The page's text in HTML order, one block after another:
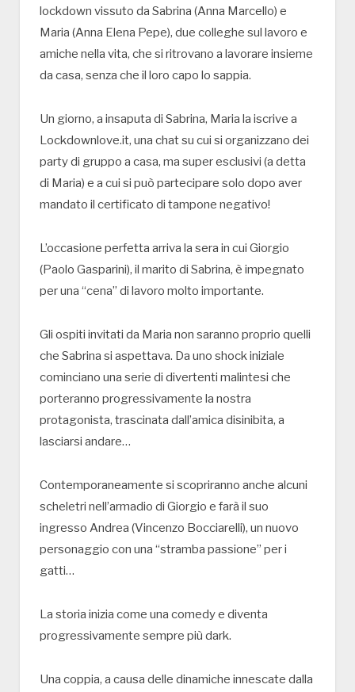
lockdown vissuto da Sabrina (Anna Marcello) e
Maria (Anna Elena Pepe), due colleghe sul lavoro e
amiche nella vita, che si ritrovano a lavorare insieme
da casa, senza che il loro capo lo sappia.
Un giorno, a insaputa di Sabrina, Maria la iscrive a
Lockdownlove.it, una chat su cui si organizzano dei
party di gruppo a casa, ma super esclusivi (a detta
di Maria) e a cui si può partecipare solo dopo aver
mandato il certificato di tampone negativo!
L’occasione perfetta arriva la sera in cui Giorgio
(Paolo Gasparini), il marito di Sabrina, è impegnato
per una “cena” di lavoro molto importante.
Gli ospiti invitati da Maria non saranno proprio quelli
che Sabrina si aspettava. Da uno shock iniziale
cominciano una serie di divertenti malintesi che
porteranno progressivamente la nostra
protagonista, trascinata dall’amica disinibita, a
lasciarsi andare…
Contemporaneamente si scopriranno anche alcuni
scheletri nell’armadio di Giorgio e farà il suo
ingresso Andrea (Vincenzo Bocciarelli), un nuovo
personaggio con una “stramba passione” per i
gatti…
La storia inizia come una comedy e diventa
progressivamente sempre più dark.
Una coppia, a causa delle dinamiche innescate dalla